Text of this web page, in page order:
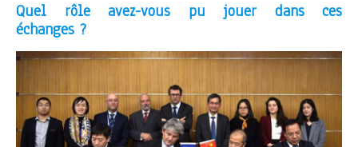
Quel rôle avez-vous pu jouer dans ces
échanges ?